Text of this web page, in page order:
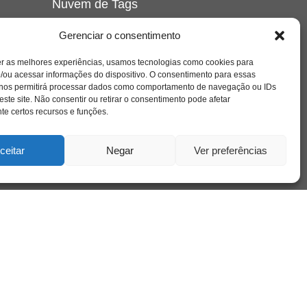
Gerenciar o consentimento
as melhores experiências, usamos tecnologias como cookies para
ou acessar informações do dispositivo. O consentimento para essas
permitirá processar dados como comportamento de navegação ou IDs
site. Não consentir ou retirar o consentimento pode afetar
certos recursos e funções.
Negar Ver preferências
Nuvem de Tags
crianca cuidado cultura depressao
educação família filme
freud infância insight jung liberdade livro
loucura luto maternidade
psicologia relato